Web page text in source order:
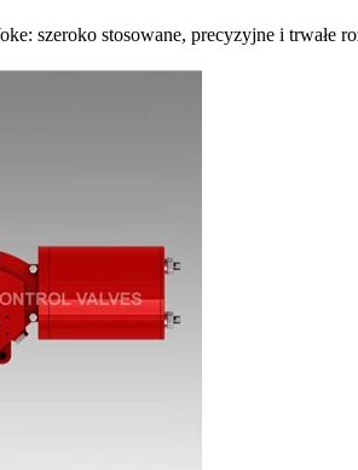
szeroko stosowane, precyzyjne i trwałe